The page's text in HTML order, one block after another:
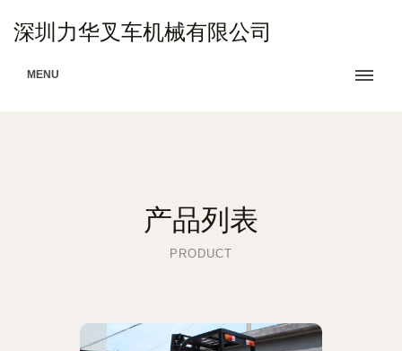
深圳力华叉车机械有限公司
MENU
产品列表
PRODUCT